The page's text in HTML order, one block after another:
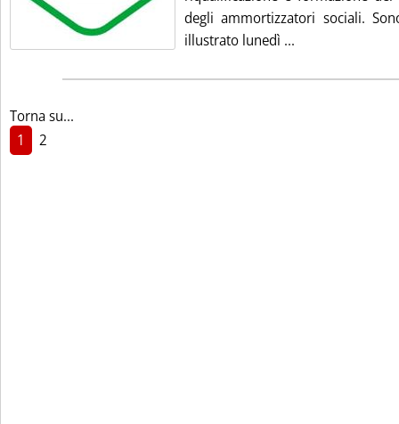
degli ammortizzatori sociali.
illustrato lunedì ...
Torna su...
1
2